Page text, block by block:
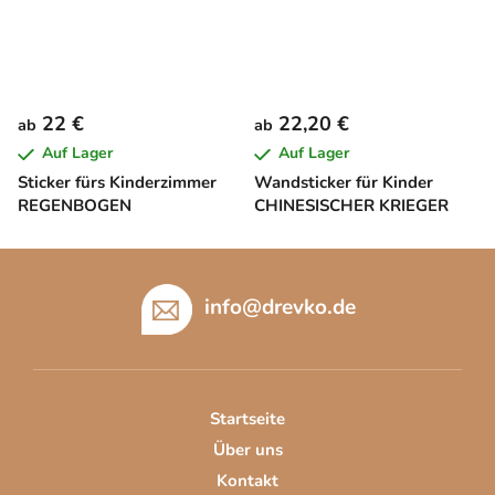
Sticker fürs Kinderzimmer
REGENBOGEN
ab 22 €
Auf Lager
Wandsticker für Kinder
CHINESISCHER KRIEGER
ab 22,20 €
Auf Lager
info@drevko.de
Startseite
Über uns
Kontakt